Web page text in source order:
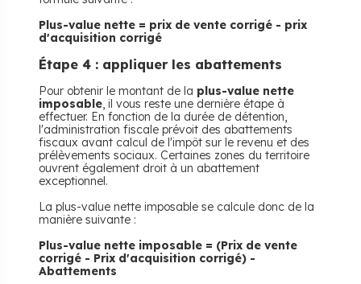
Plus-value nette = prix de vente corrigé - prix
d'acquisition corrigé
​Étape 4 : appliquer les abattements
Pour obtenir le montant de la plus-value nette
imposable, il vous reste une dernière étape à
effectuer. En fonction de la durée de détention,
l'administration fiscale prévoit des abattements
fiscaux avant calcul de l'impôt sur le revenu et des
prélèvements sociaux. Certaines zones du territoire
ouvrent également droit à un abattement
exceptionnel.
La plus-value nette imposable se calcule donc de la
manière suivante :
Plus-value nette imposable = (Prix de vente
corrigé - Prix d'acquisition corrigé) -
Abattements